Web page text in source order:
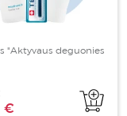
"Aktyvaus deguonies
€